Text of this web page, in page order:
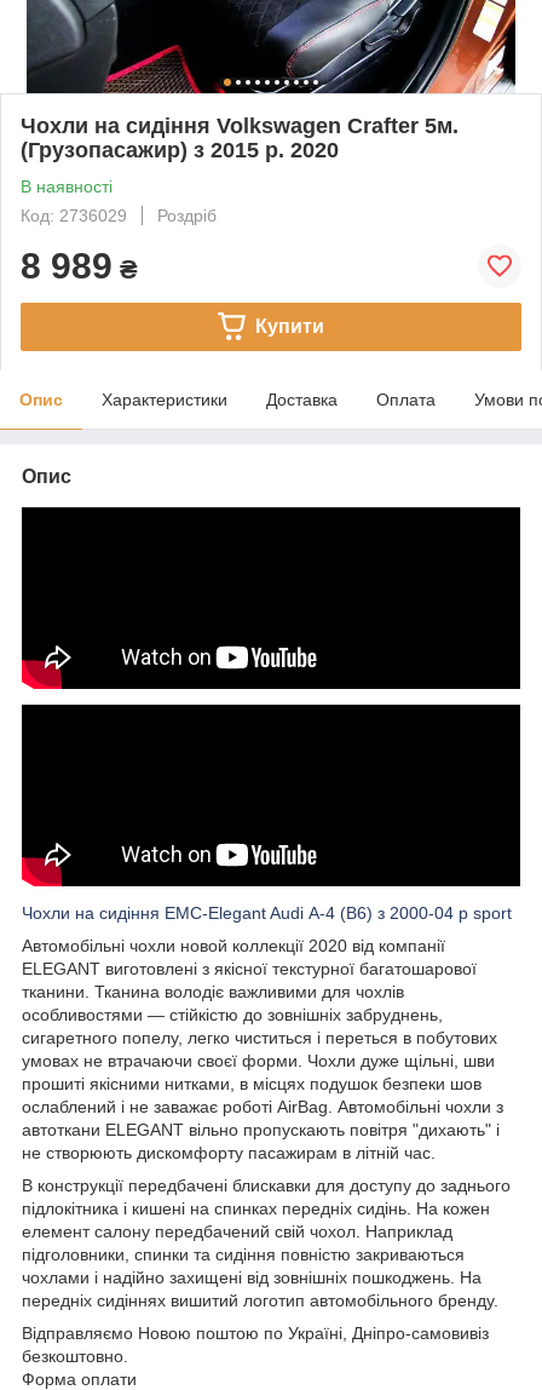
Чохли на сидіння Volkswagen Crafter 5м.
(Грузопасажир) з 2015 р. 2020
В наявності
Код: 2736029
Роздріб
8 989 ₴
Купити
Опис Характеристики Доставка Оплата Умови
Опис
Чохли на сидіння EMC-Elegant Audi А-4 (B6) з 2000-04 р sport
Автомобільні чохли новой коллекції 2020 від компанії
ELEGANT виготовлені з якісної текстурної багатошарової
тканини. Тканина володіє важливими для чохлів
особливостями — стійкістю до зовнішніх забруднень,
сигаретного попелу, легко чиститься і переться в побутових
умовах не втрачаючи своєї форми. Чохли дуже щільні, шви
прошиті якісними нитками, в місцях подушок безпеки шов
ослаблений і не заважає роботі AirBag. Автомобільні чохли з
автоткани ELEGANT вільно пропускають повітря "дихають" і
не створюють дискомфорту пасажирам в літній час.
В конструкції передбачені блискавки для доступу до заднього
підлокітника і кишені на спинках передніх сидінь. На кожен
елемент салону передбачений свій чохол. Наприклад
підголовники, спинки та сидіння повністю закриваються
чохлами і надійно захищені від зовнішніх пошкоджень. На
передніх сидіннях вишитий логотип автомобільного бренду.
Відправляємо Новою поштою по Україні, Дніпро-самовивіз
безкоштовно.
Форма оплати